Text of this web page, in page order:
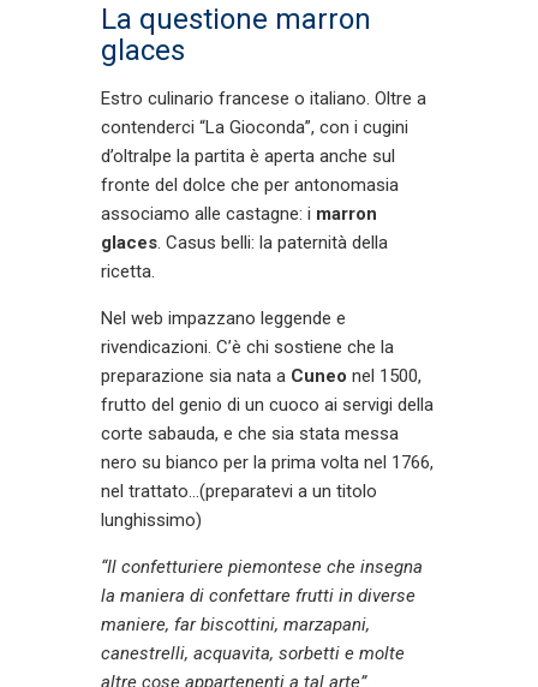
La questione marron
glaces
Estro culinario francese o italiano. Oltre a
contenderci “La Gioconda”, con i cugini
d’oltralpe la partita è aperta anche sul
fronte del dolce che per antonomasia
associamo alle castagne: i marron
glaces . Casus belli: la paternità della
ricetta.
Nel web impazzano leggende e
rivendicazioni. C’è chi sostiene che la
preparazione sia nata a Cuneo nel 1500,
frutto del genio di un cuoco ai servigi della
corte sabauda, e che sia stata messa
nero su bianco per la prima volta nel 1766,
nel trattato…(preparatevi a un titolo
lunghissimo)
“Il confetturiere piemontese che insegna
la maniera di confettare frutti in diverse
maniere, far biscottini, marzapani,
canestrelli, acquavita, sorbetti e molte
altre cose appartenenti a tal arte”.